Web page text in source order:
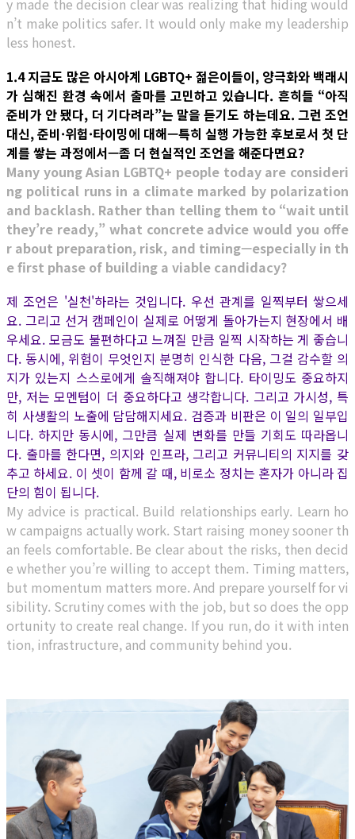
y made the decision clear was realizing that hiding would
n’t make politics safer. It would only make my leadership
less honest.
1.4 지금도 많은 아시아계 LGBTQ+ 젊은이들이, 양극화와 백래시
가 심해진 환경 속에서 출마를 고민하고 있습니다. 흔히들 “아직
준비가 안 됐다, 더 기다려라”는 말을 듣기도 하는데요. 그런 조언
대신, 준비·위험·타이밍에 대해—특히 실행 가능한 후보로서 첫 단
계를 쌓는 과정에서—좀 더 현실적인 조언을 해준다면요?
Many young Asian LGBTQ+ people today are consideri
ng political runs in a climate marked by polarization
and backlash. Rather than telling them to “wait until
they’re ready,” what concrete advice would you offe
r about preparation, risk, and timing—especially in th
e first phase of building a viable candidacy?
제 조언은 '실천'하라는 것입니다. 우선 관계를 일찍부터 쌓으세
요. 그리고 선거 캠페인이 실제로 어떻게 돌아가는지 현장에서 배
우세요. 모금도 불편하다고 느껴질 만큼 일찍 시작하는 게 좋습니
다. 동시에, 위험이 무엇인지 분명히 인식한 다음, 그걸 감수할 의
지가 있는지 스스로에게 솔직해져야 합니다. 타이밍도 중요하지
만, 저는 모멘텀이 더 중요하다고 생각합니다. 그리고 가시성, 특
히 사생활의 노출에 담담해지세요. 검증과 비판은 이 일의 일부입
니다. 하지만 동시에, 그만큼 실제 변화를 만들 기회도 따라옵니
다. 출마를 한다면, 의지와 인프라, 그리고 커뮤니티의 지지를 갖
추고 하세요. 이 셋이 함께 갈 때, 비로소 정치는 혼자가 아니라 집
단의 힘이 됩니다.
My advice is practical. Build relationships early. Learn ho
w campaigns actually work. Start raising money sooner th
an feels comfortable. Be clear about the risks, then decid
e whether you’re willing to accept them. Timing matters,
but momentum matters more. And prepare yourself for vi
sibility. Scrutiny comes with the job, but so does the opp
ortunity to create real change. If you run, do it with inten
tion, infrastructure, and community behind you.